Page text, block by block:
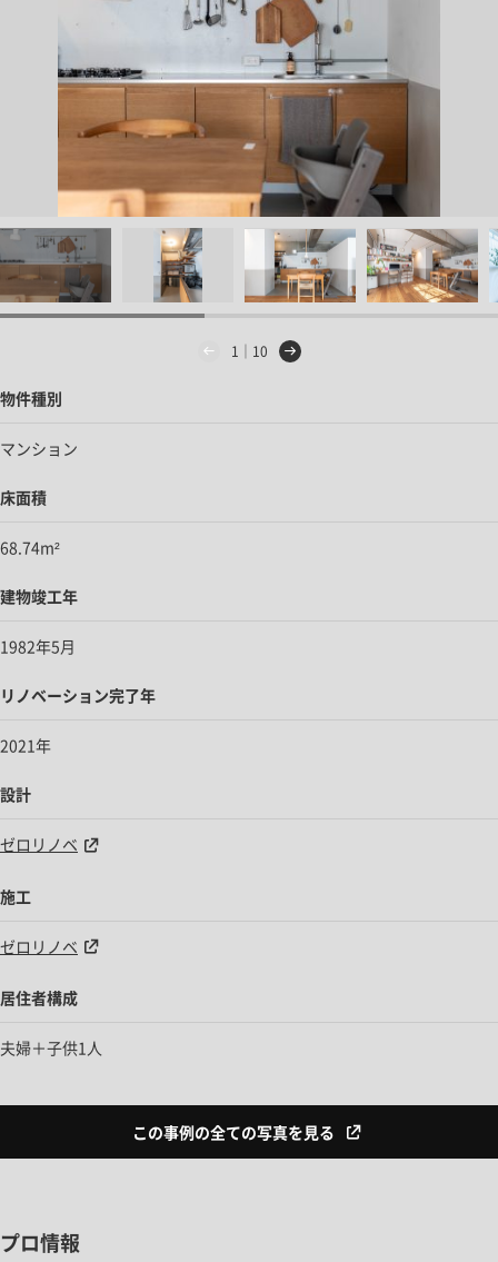
1｜10
物件種別
マンション
床面積
68.74m²
建物竣工年
1982年5月
リノベーション完了年
2021年
設計
ゼロリノベ
施工
ゼロリノベ
居住者構成
夫婦＋子供1人
この事例の全ての写真を見る
プロ情報